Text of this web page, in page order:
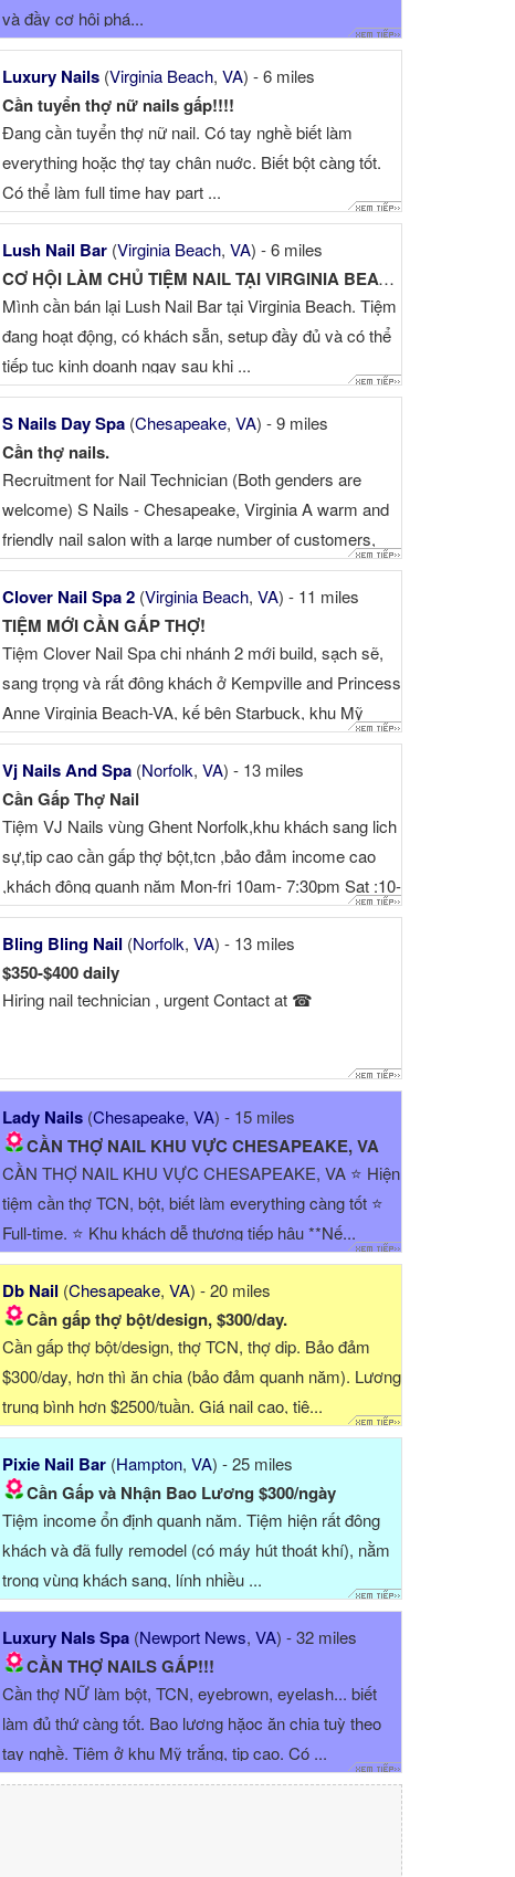
và đầy cơ hội phá...
Luxury Nails (Virginia Beach, VA) - 6 miles
Cần tuyển thợ nữ nails gấp!!!!
Đang cần tuyển thợ nữ nail. Có tay nghề biết làm
everything hoặc thợ tay chân nuớc. Biết bột càng tốt.
Có thể làm full time hay part ...
Lush Nail Bar (Virginia Beach, VA) - 6 miles
CƠ HỘI LÀM CHỦ TIỆM NAIL TẠI VIRGINIA BEACH
Mình cần bán lại Lush Nail Bar tại Virginia Beach. Tiệm
đang hoạt động, có khách sẵn, setup đầy đủ và có thể
tiếp tục kinh doanh ngay sau khi ...
S Nails Day Spa (Chesapeake, VA) - 9 miles
Cần thợ nails.
Recruitment for Nail Technician (Both genders are
welcome) S Nails - Chesapeake, Virginia A warm and
friendly nail salon with a large number of customers,
specializing in nail care and architectural gel services.
Suitable for technicians seeking long-term stable
employment. § ...
Clover Nail Spa 2 (Virginia Beach, VA) - 11 miles
TIỆM MỚI CẦN GẤP THỢ!
Tiệm Clover Nail Spa chi nhánh 2 mới build, sạch sẽ,
sang trọng và rất đông khách ở Kempville and Princess
Anne Virginia Beach-VA, kế bên Starbuck, khu Mỹ
trắng. TIỆM ĐANG ...
Vj Nails And Spa (Norfolk, VA) - 13 miles
Cần Gấp Thợ Nail
Tiệm VJ Nails vùng Ghent Norfolk,khu khách sang lich
sự,tip cao cần gấp thợ bột,tcn ,bảo đảm income cao
,khách đông quanh năm Mon-fri 10am- 7:30pm Sat :10-
7...
Bling Bling Nail (Norfolk, VA) - 13 miles
$350-$400 daily
Hiring nail technician , urgent Contact at ☎
Lady Nails (Chesapeake, VA) - 15 miles
CẦN THỢ NAIL KHU VỰC CHESAPEAKE, VA
CẦN THỢ NAIL KHU VỰC CHESAPEAKE, VA ⭐ Hiện
tiệm cần thợ TCN, bột, biết làm everything càng tốt ⭐
Full-time. ⭐ Khu khách dễ thương tiếp hậu **Nế...
Db Nail (Chesapeake, VA) - 20 miles
Cần gấp thợ bột/design, $300/day.
Cần gấp thợ bột/design, thợ TCN, thợ dip. Bảo đảm
$300/day, hơn thì ăn chia (bảo đảm quanh năm). Lương
trung bình hơn $2500/tuần. Giá nail cao, tiệ...
Pixie Nail Bar (Hampton, VA) - 25 miles
Cần Gấp và Nhận Bao Lương $300/ngày
Tiệm income ổn định quanh năm. Tiệm hiện rất đông
khách và đã fully remodel (có máy hút thoát khí), nằm
trong vùng khách sang, lính nhiều ...
Luxury Nals Spa (Newport News, VA) - 32 miles
CẦN THỢ NAILS GẤP!!!
Cần thợ NỮ làm bột, TCN, eyebrown, eyelash... biết
làm đủ thứ càng tốt. Bao lương hặoc ăn chia tuỳ theo
tay nghề. Tiệm ở khu Mỹ trắng, tip cao. Có ...